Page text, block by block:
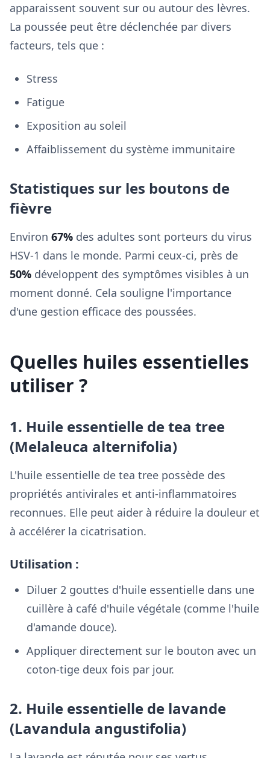
apparaissent souvent sur ou autour des lèvres.
La poussée peut être déclenchée par divers
facteurs, tels que :
Stress
Fatigue
Exposition au soleil
Affaiblissement du système immunitaire
Statistiques sur les boutons de
fièvre
Environ 67% des adultes sont porteurs du virus
HSV-1 dans le monde. Parmi ceux-ci, près de
50% développent des symptômes visibles à un
moment donné. Cela souligne l'importance
d'une gestion efficace des poussées.
Quelles huiles essentielles
utiliser ?
1. Huile essentielle de tea tree
(Melaleuca alternifolia)
L'huile essentielle de tea tree possède des
propriétés antivirales et anti-inflammatoires
reconnues. Elle peut aider à réduire la douleur et
à accélérer la cicatrisation.
Utilisation :
Diluer 2 gouttes d'huile essentielle dans une
cuillère à café d'huile végétale (comme l'huile
d'amande douce).
Appliquer directement sur le bouton avec un
coton-tige deux fois par jour.
2. Huile essentielle de lavande
(Lavandula angustifolia)